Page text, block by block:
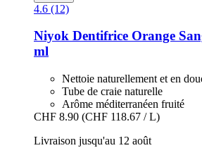
4.6 (12)
Niyok Dentifrice Orange
ml
Nettoie naturellement et en
Tube de craie naturelle
Arôme méditerranéen fruité
CHF 8.90 (CHF 118.67 / L)
Livraison jusqu'au 12 août